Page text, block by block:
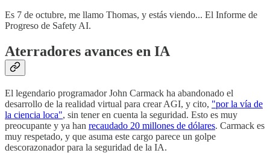
Es 7 de octubre, me llamo Thomas, y estás viendo... El Informe de
Progreso de Safety AI.
Aterradores avances en IA
El legendario programador John Carmack ha abandonado el
desarrollo de la realidad virtual para crear AGI, y cito, "por la vía de
la ciencia loca", sin tener en cuenta la seguridad. Esto es muy
preocupante y ya han recaudado 20 millones de dólares. Carmack es
muy respetado, y que asuma este cargo parece un golpe
descorazonador para la seguridad de la IA.